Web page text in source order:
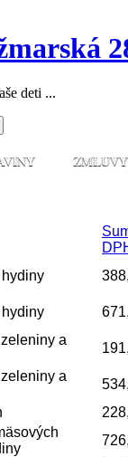
deti ...
ZMLUVY
a
a